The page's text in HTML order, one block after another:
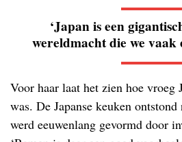
‘Japan is een
wereldmacht die we vaak
Voor haar laat het zien hoe vroeg
was. De Japanse keuken
werd eeuwenlang gevormd door